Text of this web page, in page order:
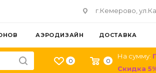
г.Кемерово,
АЭРОДИЗАЙН ДОСТАВКА
0 0
На сумму:
Скидка 5